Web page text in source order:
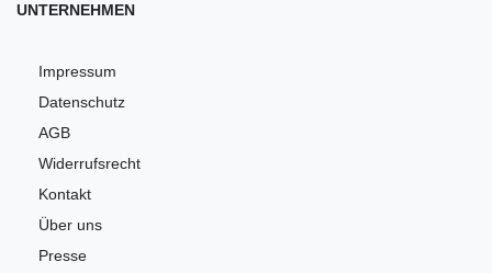
UNTERNEHMEN
Impressum
Datenschutz
AGB
Widerrufsrecht
Kontakt
Über uns
Presse